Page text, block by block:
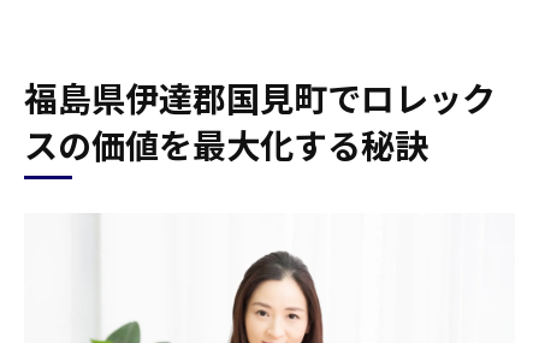
福島県伊達郡国見町でロレック
スの価値を最大化する秘訣